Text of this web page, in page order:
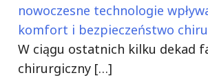
nowoczesne technologie
komfort i bezpieczeństwo
W ciągu ostatnich kilku dekad
chirurgiczny […]